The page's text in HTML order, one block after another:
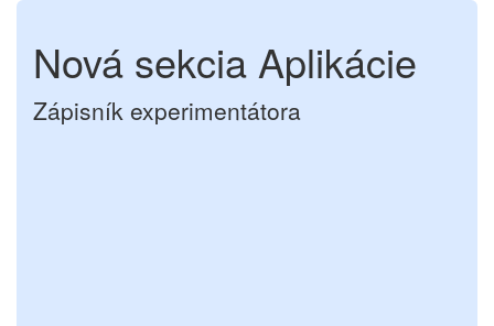
Nová sekcia Aplikácie
Zápisník experimentátora